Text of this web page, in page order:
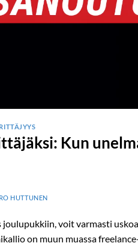
Kun
HUTTUNEN
joulupukkiin, voit varmasti
on muun muassa